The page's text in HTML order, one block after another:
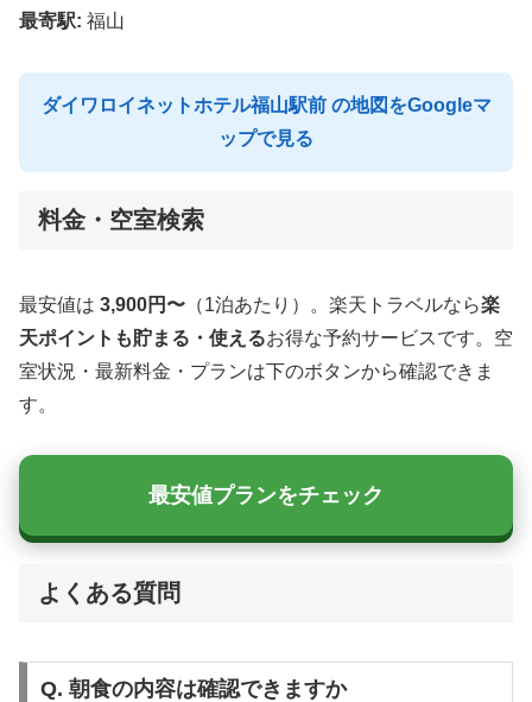
最寄駅: 福山
ダイワロイネットホテル福山駅前 の地図をGoogleマ
ップで見る
料金・空室検索
最安値は 3,900円〜 （1泊あたり）。楽天トラベルなら楽
天ポイントも貯まる・使えるお得な予約サービスです。空
室状況・最新料金・プランは下のボタンから確認できま
す。
最安値プランをチェック
よくある質問
Q. 朝食の内容は確認できますか